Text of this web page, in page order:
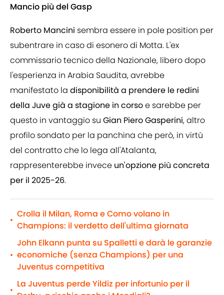
Mancio più del Gasp
Roberto Mancini sembra essere in pole position per
subentrare in caso di esonero di Motta. L'ex
commissario tecnico della Nazionale, libero dopo
l'esperienza in Arabia Saudita, avrebbe
manifestato la disponibilità a prendere le redini
della Juve già a stagione in corsoe sarebbe per
questo in vantaggio su Gian Piero Gasperini, altro
profilo sondato per la panchina che però, in virtù
del contratto che lo lega all'Atalanta,
rappresenterebbe invece un'opzione più concreta
per il 2025-26.
•
Crolla il Milan, Roma e Como volano in
Champions: il verdetto dell'ultima giornata
•
John Elkann punta su Spalletti e darà le garanzie
economiche (senza Champions) per una
Juventus competitiva
•
La Juventus perde Yildiz per infortunio per il